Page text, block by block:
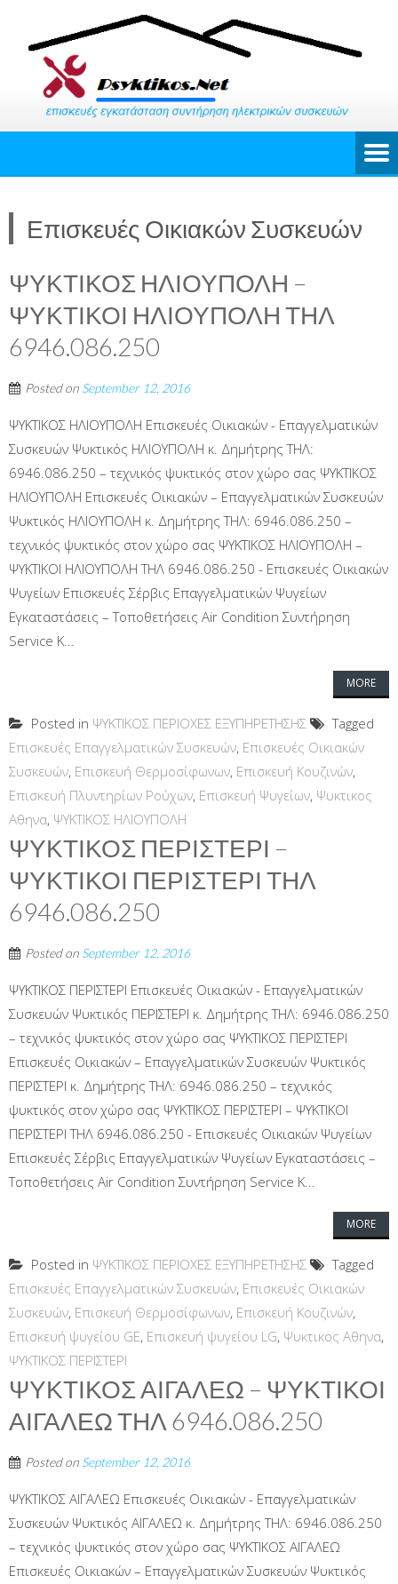
Επισκευές Οικιακών Συσκευών
ΨΥΚΤΙΚΟΣ ΗΛΙΟΥΠΟΛΗ –
ΨΥΚΤΙΚΟΙ ΗΛΙΟΥΠΟΛΗ ΤΗΛ
6946.086.250
Posted on September 12, 2016
ΨΥΚΤΙΚΟΣ ΗΛΙΟΥΠΟΛΗ Επισκευές Οικιακών - Επαγγελματικών
Συσκευών Ψυκτικός ΗΛΙΟΥΠΟΛΗ κ. Δημήτρης ΤΗΛ:
6946.086.250 – τεχνικός ψυκτικός στον χώρο σας ΨΥΚΤΙΚΟΣ
ΗΛΙΟΥΠΟΛΗ Επισκευές Οικιακών – Επαγγελματικών Συσκευών
Ψυκτικός ΗΛΙΟΥΠΟΛΗ κ. Δημήτρης ΤΗΛ: 6946.086.250 –
τεχνικός ψυκτικός στον χώρο σας ΨΥΚΤΙΚΟΣ ΗΛΙΟΥΠΟΛΗ –
ΨΥΚΤΙΚΟΙ ΗΛΙΟΥΠΟΛΗ ΤΗΛ 6946.086.250 - Επισκευές Οικιακών
Ψυγείων Επισκευές Σέρβις Επαγγελματικών Ψυγείων
Εγκαταστάσεις – Τοποθετήσεις Air Condition Συντήρηση
Service Κ...
MORE
Posted in ΨΥΚΤΙΚΟΣ ΠΕΡΙΟΧΕΣ ΕΞΥΠΗΡΕΤΗΣΗΣ
Tagged
Επισκευές Επαγγελματικών Συσκευών, Επισκευές Οικιακών
Συσκευών, Επισκευή Θερμοσίφωνων, Επισκευή Κουζινών,
Επισκευή Πλυντηρίων Ρούχων, Επισκευή Ψυγείων, Ψυκτικος
Αθηνα, ΨΥΚΤΙΚΟΣ ΗΛΙΟΥΠΟΛΗ
ΨΥΚΤΙΚΟΣ ΠΕΡΙΣΤΕΡΙ –
ΨΥΚΤΙΚΟΙ ΠΕΡΙΣΤΕΡΙ ΤΗΛ
6946.086.250
Posted on September 12, 2016
ΨΥΚΤΙΚΟΣ ΠΕΡΙΣΤΕΡΙ Επισκευές Οικιακών - Επαγγελματικών
Συσκευών Ψυκτικός ΠΕΡΙΣΤΕΡΙ κ. Δημήτρης ΤΗΛ: 6946.086.250
– τεχνικός ψυκτικός στον χώρο σας ΨΥΚΤΙΚΟΣ ΠΕΡΙΣΤΕΡΙ
Επισκευές Οικιακών – Επαγγελματικών Συσκευών Ψυκτικός
ΠΕΡΙΣΤΕΡΙ κ. Δημήτρης ΤΗΛ: 6946.086.250 – τεχνικός
ψυκτικός στον χώρο σας ΨΥΚΤΙΚΟΣ ΠΕΡΙΣΤΕΡΙ – ΨΥΚΤΙΚΟΙ
ΠΕΡΙΣΤΕΡΙ ΤΗΛ 6946.086.250 - Επισκευές Οικιακών Ψυγείων
Επισκευές Σέρβις Επαγγελματικών Ψυγείων Εγκαταστάσεις –
Τοποθετήσεις Air Condition Συντήρηση Service Κ...
MORE
Posted in ΨΥΚΤΙΚΟΣ ΠΕΡΙΟΧΕΣ ΕΞΥΠΗΡΕΤΗΣΗΣ
Tagged
Επισκευές Επαγγελματικών Συσκευών, Επισκευές Οικιακών
Συσκευών, Επισκευή Θερμοσίφωνων, Επισκευή Κουζινών,
Επισκευή ψυγείου GE, Επισκευή ψυγείου LG, Ψυκτικος Αθηνα,
ΨΥΚΤΙΚΟΣ ΠΕΡΙΣΤΕΡΙ
ΨΥΚΤΙΚΟΣ ΑΙΓΑΛΕΩ – ΨΥΚΤΙΚΟΙ
ΑΙΓΑΛΕΩ ΤΗΛ 6946.086.250
Posted on September 12, 2016
ΨΥΚΤΙΚΟΣ ΑΙΓΑΛΕΩ Επισκευές Οικιακών - Επαγγελματικών
Συσκευών Ψυκτικός ΑΙΓΑΛΕΩ κ. Δημήτρης ΤΗΛ: 6946.086.250
– τεχνικός ψυκτικός στον χώρο σας ΨΥΚΤΙΚΟΣ ΑΙΓΑΛΕΩ
Επισκευές Οικιακών – Επαγγελματικών Συσκευών Ψυκτικός